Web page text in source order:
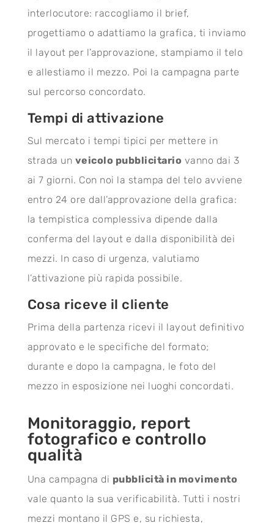
interlocutore: raccogliamo il brief,
progettiamo o adattiamo la grafica, ti inviamo
il layout per l’approvazione, stampiamo il telo
e allestiamo il mezzo. Poi la campagna parte
sul percorso concordato.
Tempi di attivazione
Sul mercato i tempi tipici per mettere in
strada un veicolo pubblicitario vanno dai 3
ai 7 giorni. Con noi la stampa del telo avviene
entro 24 ore dall’approvazione della grafica:
la tempistica complessiva dipende dalla
conferma del layout e dalla disponibilità dei
mezzi. In caso di urgenza, valutiamo
l’attivazione più rapida possibile.
Cosa riceve il cliente
Prima della partenza ricevi il layout definitivo
approvato e le specifiche del formato;
durante e dopo la campagna, le foto del
mezzo in esposizione nei luoghi concordati.
Monitoraggio, report
fotografico e controllo
qualità
Una campagna di pubblicità in movimento
vale quanto la sua verificabilità. Tutti i nostri
mezzi montano il GPS e, su richiesta,